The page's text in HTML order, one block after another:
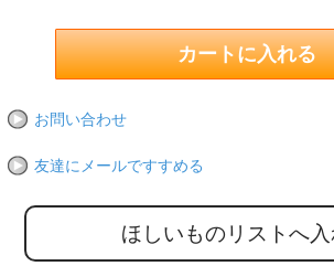
お問い合わせ
友達にメールですすめる